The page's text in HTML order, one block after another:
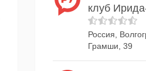
клуб
Россия,
Грамши, 39